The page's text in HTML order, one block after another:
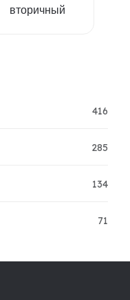
вторичный
416
285
134
71